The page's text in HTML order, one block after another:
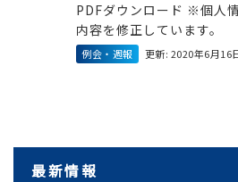
PDFダウンロード ※個人
内容を修正しています。
例会・週報 更新: 2020年6月16
最新情報